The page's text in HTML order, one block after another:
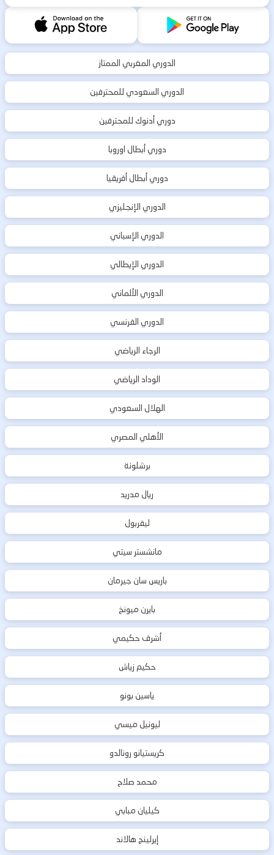
الدوري المغربي الممتاز
الدوري السعودي للمحترفين
دوري أدنوك للمحترفين
دوري أبطال اوروبا
دوري أبطال أفريقيا
الدوري الإنجليزي
الدوري الإسباني
الدوري الإيطالي
الدوري الألماني
الدوري الفرنسي
الرجاء الرياضي
الوداد الرياضي
الهلال السعودي
الأهلي المصري
برشلونة
ريال مدريد
ليفربول
مانشستر سيتي
باريس سان جيرمان
بايرن ميونخ
أشرف حكيمي
حكيم زياش
ياسين بونو
ليونيل ميسي
كريستيانو رونالدو
محمد صلاح
كيليان مبابي
إيرلينج هالاند